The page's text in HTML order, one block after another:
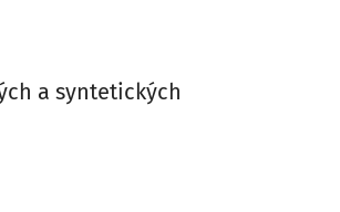
a syntetických